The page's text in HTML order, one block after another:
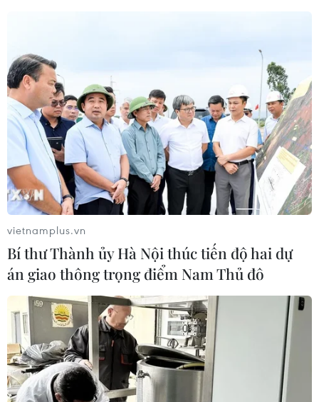
TIN CÙNG CHUYÊN MỤC
vietnamplus.vn
Bí thư Thành ủy Hà Nội thúc tiến độ hai dự
án giao thông trọng điểm Nam Thủ đô